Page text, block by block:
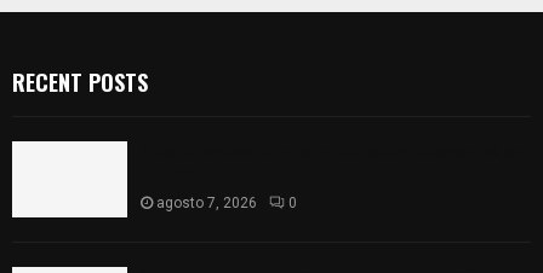
RECENT POSTS
agosto 7, 2026 0